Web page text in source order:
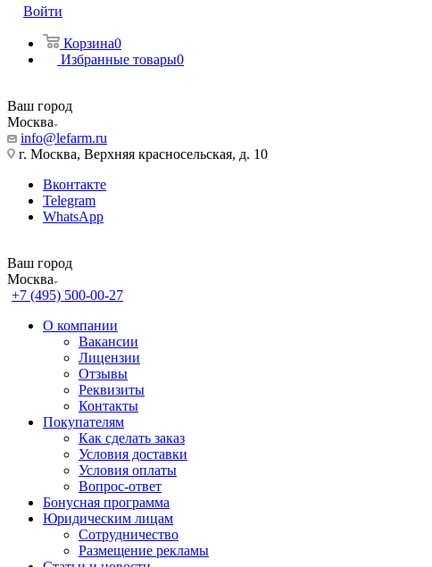
Войти
Корзина0
Избранные товары0
Ваш город
Москва
info@lefarm.ru
г. Москва, Верхняя красносельская, д. 10
Вконтакте
Telegram
WhatsApp
Ваш город
Москва
+7 (495) 500-00-27
О компании
Вакансии
Лицензии
Отзывы
Реквизиты
Контакты
Покупателям
Как сделать заказ
Условия доставки
Условия оплаты
Вопрос-ответ
Бонусная программа
Юридическим лицам
Сотрудничество
Размещение рекламы